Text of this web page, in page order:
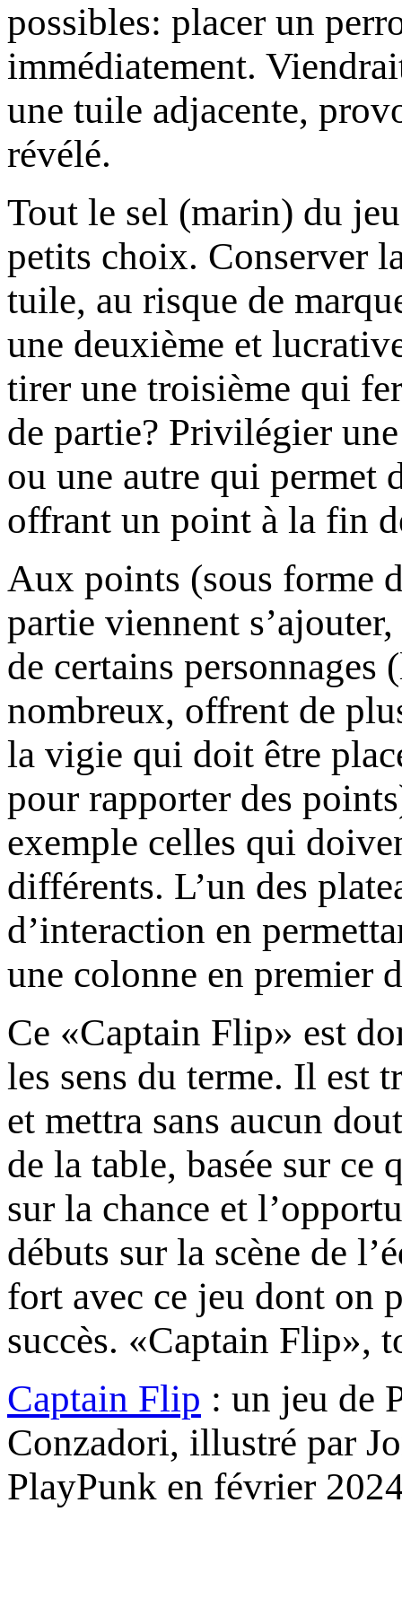
possibles: placer un
immédiatement.
une tuile adjacente,
révélé.
Tout le sel (marin) du
petits choix. Conserver
tuile, au risque de
une deuxième et
tirer une troisième qui
de partie? Privilégier
ou une autre qui permet
offrant un point à la fin
Aux points (sous forme
partie viennent
de certains personnages
nombreux, offrent de
la vigie qui doit être
pour rapporter des
exemple celles qui
différents. L’un des
d’interaction en
une colonne en premier
Ce «Captain Flip» est
les sens du terme. Il est
et mettra sans aucun
de la table, basée sur ce
sur la chance et
débuts sur la scène de
fort avec ce jeu dont on
succès. «Captain Flip»,
Captain Flip : un jeu de
Conzadori, illustré par
PlayPunk en février